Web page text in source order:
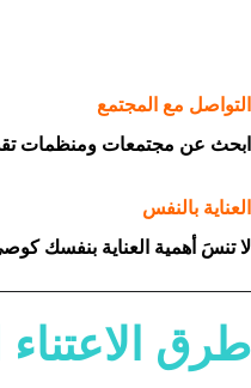
التواصل مع المجتمع
ابحث عن مجتمعات ومنظمات تقدم
العناية بالنفس
لا تنسَ أهمية العناية بنفسك
طرق